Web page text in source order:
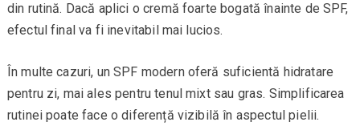
din rutină. Dacă aplici o cremă foarte bogată înainte de SPF,
efectul final va fi inevitabil mai lucios.
În multe cazuri, un SPF modern oferă suficientă hidratare
pentru zi, mai ales pentru tenul mixt sau gras. Simplificarea
rutinei poate face o diferență vizibilă în aspectul pielii.